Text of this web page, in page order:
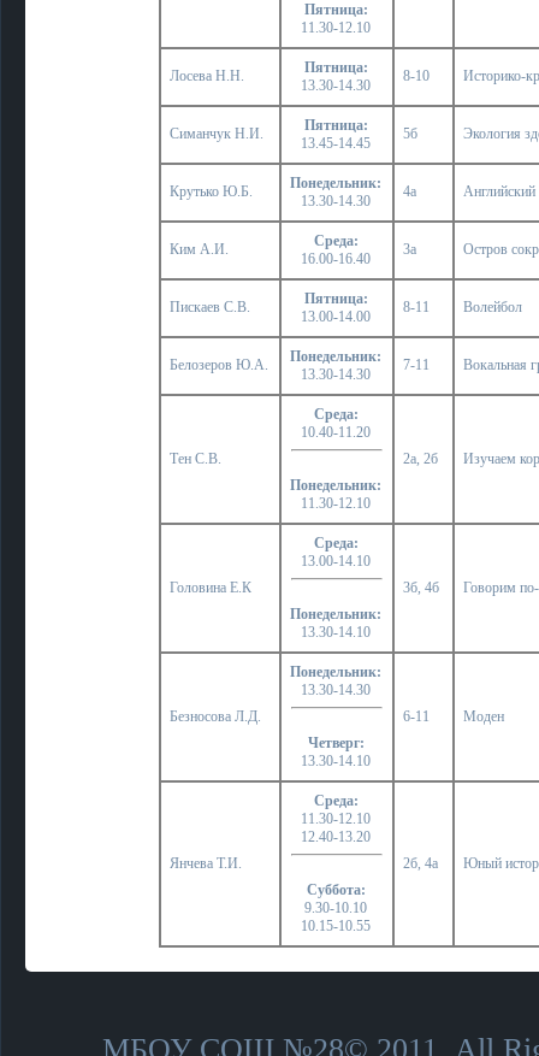
Пятница:
11.30-12.10
Лосева Н.Н.
Пятница:
13.30-14.30
8-10 Историко-
Симанчук Н.И.
Пятница:
13.45-14.45
5б Экология
Крутько Ю.Б.
Понедельник:
13.30-14.30
4а Английский
Ким А.И.
Среда:
16.00-16.40
3а Остров
Пискаев С.В.
Пятница:
13.00-14.00
8-11 Волейбол
Белозеров Ю.А.
Понедельник:
13.30-14.30
7-11 Вокальная
Тен С.В.
Среда:
10.40-11.20
Понедельник:
11.30-12.10
2а, 2б Изучаем
Головина Е.К
Среда:
13.00-14.10
Понедельник:
13.30-14.10
3б, 4б Говорим
Безносова Л.Д.
Понедельник:
13.30-14.30
Четверг:
13.30-14.10
6-11 Моден
Янчева Т.И.
Среда:
11.30-12.10
12.40-13.20
Суббота:
9.30-10.10
10.15-10.55
2б, 4а Юный